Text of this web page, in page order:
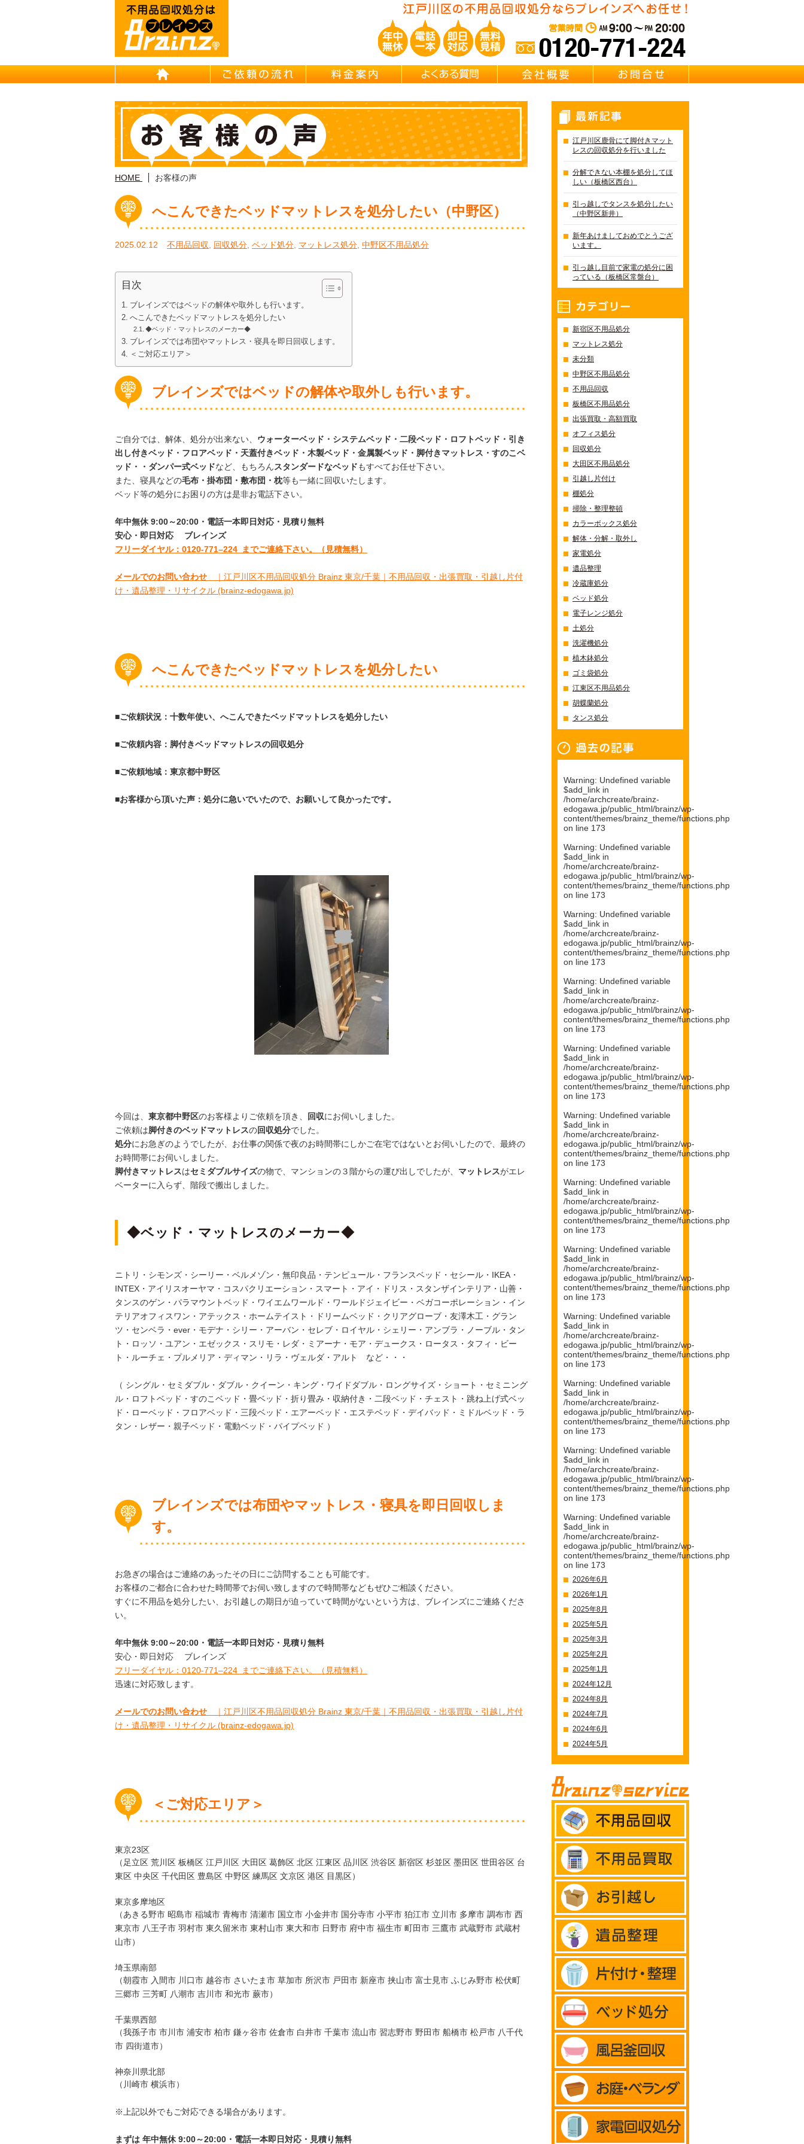
粗大ごみ回収ならブレインズにお任せ！
HOME ご依頼の流れ 料金案内 よくある質問 会社概要
HOME お客様の声
へこんできたベッドマットレスを処分したい（中野区）
2025.02.12 不用品回収 回収処分 ベッド処分 マットレス処分 中野区不用品処分
目次
ブレインズではベッドの解体や取外しも行います。
へこんできたベッドマットレスを処分したい
◆ベッド・マットレスのメーカー◆
ブレインズでは布団やマットレス・寝具を即日回収します。
＜ご対応エリア＞
ブレインズではベッドの解体や取外しも行います。
ご自分では、解体、処分が出来ない、 ウォーターベッド・システムベッド・二段ベッド・ロフトベッド・引き
出し付きベッド・フロアベッド・天蓋付きベッド・木製ベッド・金属製ベッド・脚付きマットレス・すのこベ
ッド・・ダンパー式ベッドなど、もちろんスタンダードなベッドもすべてお任せ下さい。
また、寝具などの毛布・掛布団・敷布団・枕等も一緒に回収いたします。
ベッド等の処分にお困りの方は是非お電話下さい。
年中無休 9:00～20:00・電話一本即日対応・見積り無料
安心・即日対応
ブレインズ
フリーダイヤル：0120-771–224 までご連絡下さい。 （見積無料）
メールでのお問い合わせ
｜江戸川区不用品回収処分 Brainz 東京/千葉｜不用品回収・出張買取・引越し片付
け・遺品整理・リサイクル (brainz-edogawa.jp)
へこんできたベッドマットレスを処分したい
■ご依頼状況：十数年使い、へこんできたベッドマットレスを処分したい
■ご依頼内容：脚付きベッドマットレスの回収処分
■ご依頼地域：東京都中野区
■お客様から頂いた声：処分に急いでいたので、お願いして良かったです。
今回は、 東京都中野区のお客様よりご依頼を頂き、 回収にお伺いしました。
ご依頼は脚付きのベッドマットレスの回収処分でした。
処分にお急ぎのようでしたが、お仕事の関係で夜のお時間帯にしかご在宅ではないとお伺いしたので、最終の
お時間帯にお伺いしました。
脚付きマットレスはセミダブルサイズの物で、マンションの３階からの運び出しでしたが、 マットレスがエレ
ベーターに入らず、階段で搬出しました。
◆ベッド・マットレスのメーカー◆
ニトリ・シモンズ・シーリー・ベルメゾン・無印良品・テンピュール・フランスベッド・セシール・IKEA・
INTEX・アイリスオーヤマ・コスパクリエーション・スマート・アイ・ドリス・スタンザインテリア・山善・
タンスのゲン・パラマウントベッド・ワイエムワールド・ワールドジェイビー・ベガコーポレーション・イン
テリアオフィスワン・アテックス・ホームテイスト・ドリームベッド・クリアグローブ・友澤木工・グラン
ツ・センベラ・ever・モデナ・シリー・アーバン・セレブ・ロイヤル・シェリー・アンブラ・ノーブル・タン
ト・ロッソ・ユアン・エゼックス・スリモ・レダ・ミアーナ・モア・デュークス・ロータス・タフィ・ビー
ト・ルーチェ・プルメリア・ディマン・リラ・ヴェルダ・アルト など・・・
（ シングル・セミダブル・ダブル・クイーン・キング・ワイドダブル・ロングサイズ・ショート・セミニング
ル・ロフトベッド・すのこベッド・畳ベッド・折り畳み・収納付き・二段ベッド・チェスト・跳ね上げ式ベッ
ド・ローベッド・フロアベッド・三段ベッド・エアーベッド・エステベッド・デイバッド・ミドルベッド・ラ
タン・レザー・親子ベッド・電動ベッド・パイプベッド ）
ブレインズでは布団やマットレス・寝具を即日回収しま
す。
お急ぎの場合はご連絡のあったその日にご訪問することも可能です。
お客様のご都合に合わせた時間帯でお伺い致しますので時間帯などもぜひご相談ください。
すぐに不用品を処分したい、お引越しの期日が迫っていて時間がないという方は、ブレインズにご連絡くださ
い。
年中無休 9:00～20:00・電話一本即日対応・見積り無料
安心・即日対応 ブレインズ
フリーダイヤル：0120-771–224 までご連絡下さい。
（見積無料）
迅速に対応致します。
メールでのお問い合わせ
｜江戸川区不用品回収処分 Brainz 東京/千葉｜不用品回収・出張買取・引越し片付
け・遺品整理・リサイクル (brainz-edogawa.jp)
＜ご対応エリア＞
東京23区
（足立区 荒川区 板橋区 江戸川区 大田区 葛飾区 北区 江東区 品川区 渋谷区 新宿区 杉並区 墨田区 世田谷区 台
東区 中央区 千代田区 豊島区 中野区 練馬区 文京区 港区 目黒区）
東京多摩地区
（あきる野市 昭島市 稲城市 青梅市 清瀬市 国立市 小金井市 国分寺市 小平市 狛江市 立川市 多摩市 調布市 西
東京市 八王子市 羽村市 東久留米市 東村山市 東大和市 日野市 府中市 福生市 町田市 三鷹市 武蔵野市 武蔵村
山市）
埼玉県南部
（朝霞市 入間市 川口市 越谷市 さいたま市 草加市 所沢市 戸田市 新座市 挟山市 富士見市 ふじみ野市 松伏町
三郷市 三芳町 八潮市 吉川市 和光市 蕨市）
千葉県西部
（我孫子市 市川市 浦安市 柏市 鎌ヶ谷市 佐倉市 白井市 千葉市 流山市 習志野市 野田市 船橋市 松戸市 八千代
市 四街道市）
神奈川県北部
（川崎市 横浜市）
※上記以外でもご対応できる場合があります。
まずは 年中無休 9:00～20:00・電話一本即日対応・見積り無料
江戸川区鹿骨にて脚付きマット
レスの回収処分を行いました
分解できない本棚を処分してほ
しい（板橋区西台）
引っ越しでタンスを処分したい
（中野区新井）
新年あけましておめでとうござ
います。
引っ越し目前で家電の処分に困
っている（板橋区常盤台）
新宿区不用品処分
マットレス処分
未分類
中野区不用品処分
不用品回収
板橋区不用品処分
出張買取・高額買取
オフィス処分
回収処分
大田区不用品処分
引越し片付け
棚処分
掃除・整理整頓
カラーボックス処分
解体・分解・取外し
家電処分
遺品整理
冷蔵庫処分
ベッド処分
電子レンジ処分
土処分
洗濯機処分
植木鉢処分
ゴミ袋処分
江東区不用品処分
胡蝶蘭処分
タンス処分
Warning: Undefined variable
$add_link in
/home/archcreate/brainz-
edogawa.jp/public_html/brainz/wp-
content/themes/brainz_theme/functions.php
on line 173
Warning: Undefined variable
$add_link in
/home/archcreate/brainz-
edogawa.jp/public_html/brainz/wp-
content/themes/brainz_theme/functions.php
on line 173
Warning: Undefined variable
$add_link in
/home/archcreate/brainz-
edogawa.jp/public_html/brainz/wp-
content/themes/brainz_theme/functions.php
on line 173
Warning: Undefined variable
$add_link in
/home/archcreate/brainz-
edogawa.jp/public_html/brainz/wp-
content/themes/brainz_theme/functions.php
on line 173
Warning: Undefined variable
$add_link in
/home/archcreate/brainz-
edogawa.jp/public_html/brainz/wp-
content/themes/brainz_theme/functions.php
on line 173
Warning: Undefined variable
$add_link in
/home/archcreate/brainz-
edogawa.jp/public_html/brainz/wp-
content/themes/brainz_theme/functions.php
on line 173
Warning: Undefined variable
$add_link in
/home/archcreate/brainz-
edogawa.jp/public_html/brainz/wp-
content/themes/brainz_theme/functions.php
on line 173
Warning: Undefined variable
$add_link in
/home/archcreate/brainz-
edogawa.jp/public_html/brainz/wp-
content/themes/brainz_theme/functions.php
on line 173
Warning: Undefined variable
$add_link in
/home/archcreate/brainz-
edogawa.jp/public_html/brainz/wp-
content/themes/brainz_theme/functions.php
on line 173
Warning: Undefined variable
$add_link in
/home/archcreate/brainz-
edogawa.jp/public_html/brainz/wp-
content/themes/brainz_theme/functions.php
on line 173
Warning: Undefined variable
$add_link in
/home/archcreate/brainz-
edogawa.jp/public_html/brainz/wp-
content/themes/brainz_theme/functions.php
on line 173
Warning: Undefined variable
$add_link in
/home/archcreate/brainz-
edogawa.jp/public_html/brainz/wp-
content/themes/brainz_theme/functions.php
on line 173
2026年6月
2026年1月
2025年8月
2025年5月
2025年3月
2025年2月
2025年1月
2024年12月
2024年8月
2024年7月
2024年6月
2024年5月